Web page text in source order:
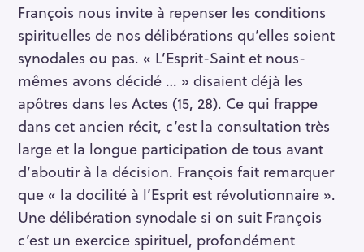
François nous invite à repenser les conditions
spirituelles de nos délibérations qu’elles soient
synodales ou pas. « L’Esprit-Saint et nous-
mêmes avons décidé … » disaient déjà les
apôtres dans les Actes (15, 28). Ce qui frappe
dans cet ancien récit, c’est la consultation très
large et la longue participation de tous avant
d’aboutir à la décision. François fait remarquer
que « la docilité à l’Esprit est révolutionnaire ».
Une délibération synodale si on suit François
c’est un exercice spirituel, profondément